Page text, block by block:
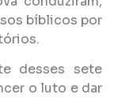
bíblicos por
desses sete
o luto e dar